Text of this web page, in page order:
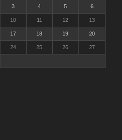
3 4 5 6
10 11 12 13
17 18 19 20
24 25 26 27